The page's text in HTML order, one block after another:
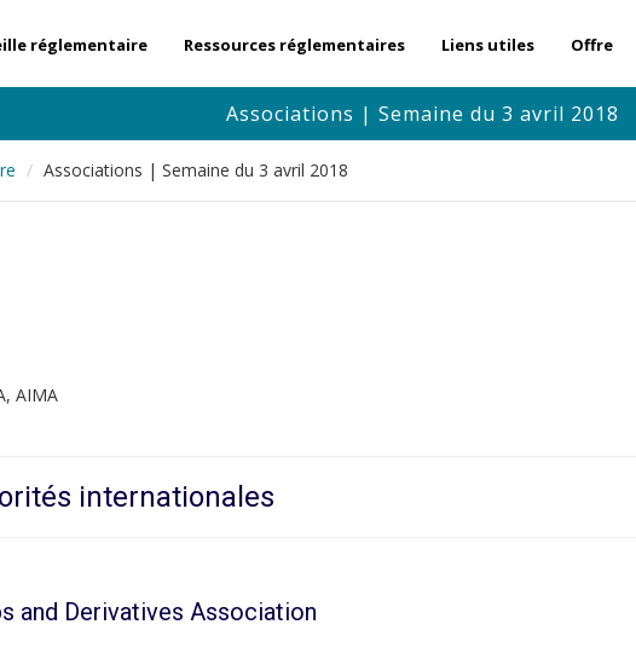
réglementaire Ressources réglementaires Liens utiles Offre
Associations | Semaine du 3 avril 2018
Associations | Semaine du 3 avril 2018
AIMA
internationales
and Derivatives Association